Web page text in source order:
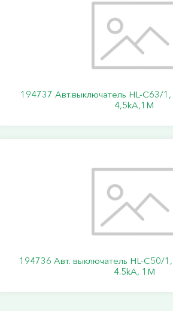
194737 Авт.выключатель HL-C63/
4,5kA,1M
194736 Авт. выключатель HL-C50/
4.5kA, 1M